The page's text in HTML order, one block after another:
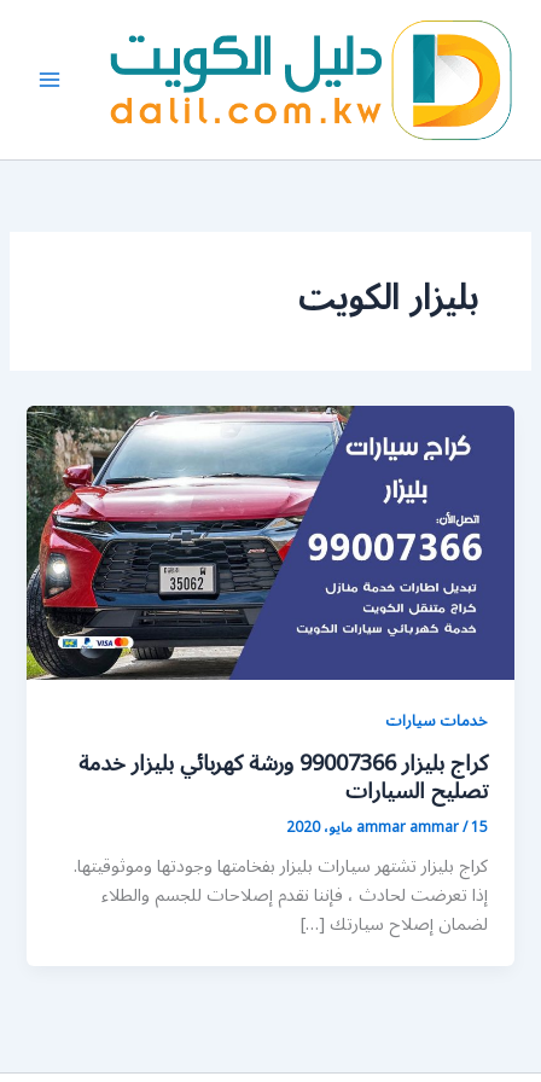
المحتوى
بليزار الكويت
خدمات سيارات
كراج بليزار 99007366 ورشة كهربائي بليزار خدمة
تصليح السيارات
ammar ammar/15 مايو، 2020
كراج بليزار تشتهر سيارات بليزار بفخامتها وجودتها وموثوقيتها.
إذا تعرضت لحادث ، فإننا نقدم إصلاحات للجسم والطلاء
لضمان إصلاح سيارتك […]